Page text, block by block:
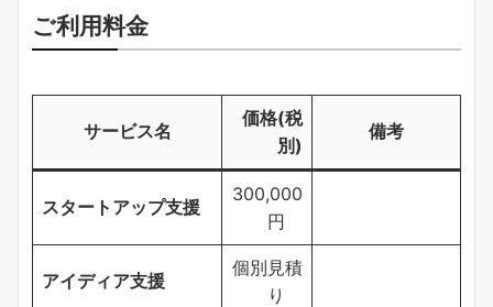
ご利用料金
サービス名
価格(税
別)
備考
スタートアップ支援
300,000
円
アイディア支援
個別見積
り